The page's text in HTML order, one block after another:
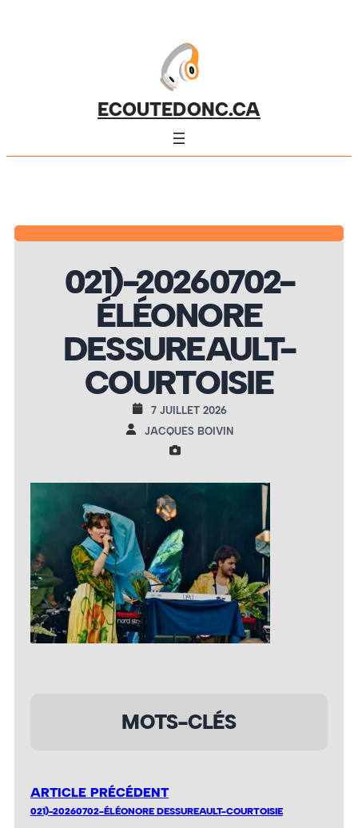
ECOUTEDONC.CA
021)-20260702-
ÉLÉONORE
DESSUREAULT-
COURTOISIE
7 JUILLET 2026
JACQUES BOIVIN
MOTS-CLÉS
ARTICLE PRÉCÉDENT
021)-20260702-ÉLÉONORE DESSUREAULT-COURTOISIE